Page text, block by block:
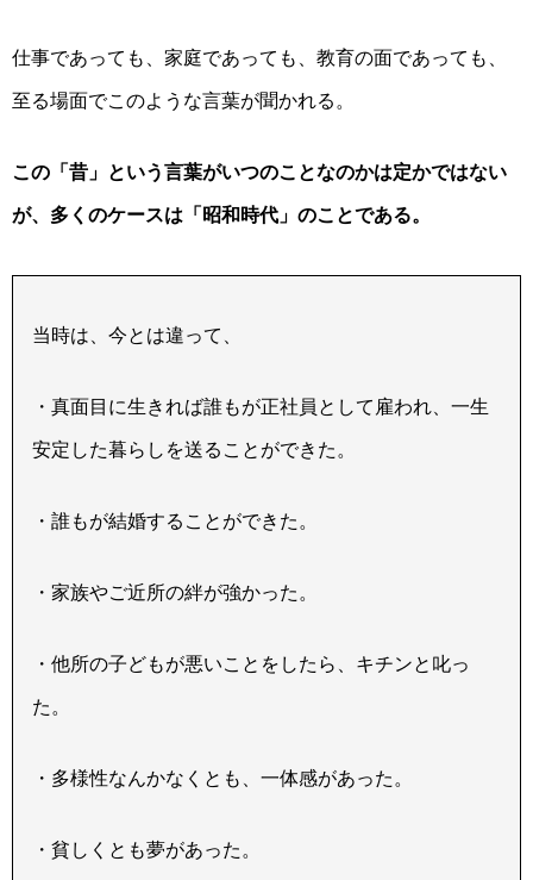
仕事であっても、家庭であっても、教育の面であっても、
至る場面でこのような言葉が聞かれる。
この「昔」という言葉がいつのことなのかは定かではない
が、多くのケースは「昭和時代」のことである。
当時は、今とは違って、
・真面目に生きれば誰もが正社員として雇われ、一生
安定した暮らしを送ることができた。
・誰もが結婚することができた。
・家族やご近所の絆が強かった。
・他所の子どもが悪いことをしたら、キチンと叱っ
た。
・多様性なんかなくとも、一体感があった。
・貧しくとも夢があった。